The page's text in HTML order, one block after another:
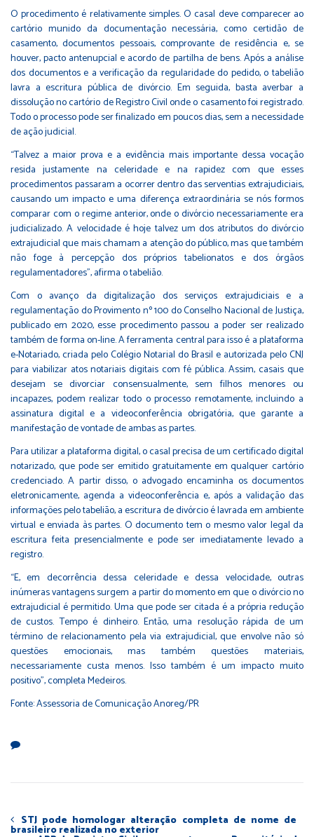
O procedimento é relativamente simples. O casal deve comparecer ao
cartório munido da documentação necessária, como certidão de
casamento, documentos pessoais, comprovante de residência e, se
houver, pacto antenupcial e acordo de partilha de bens. Após a análise
dos documentos e a verificação da regularidade do pedido, o tabelião
lavra a escritura pública de divórcio. Em seguida, basta averbar a
dissolução no cartório de Registro Civil onde o casamento foi registrado.
Todo o processo pode ser finalizado em poucos dias, sem a necessidade
de ação judicial.
“Talvez a maior prova e a evidência mais importante dessa vocação
resida justamente na celeridade e na rapidez com que esses
procedimentos passaram a ocorrer dentro das serventias extrajudiciais,
causando um impacto e uma diferença extraordinária se nós formos
comparar com o regime anterior, onde o divórcio necessariamente era
judicializado. A velocidade é hoje talvez um dos atributos do divórcio
extrajudicial que mais chamam a atenção do público, mas que também
não foge à percepção dos próprios tabelionatos e dos órgãos
regulamentadores”, afirma o tabelião.
Com o avanço da digitalização dos serviços extrajudiciais e a
regulamentação do Provimento nº 100 do Conselho Nacional de Justiça,
publicado em 2020, esse procedimento passou a poder ser realizado
também de forma on-line. A ferramenta central para isso é a plataforma
e-Notariado, criada pelo Colégio Notarial do Brasil e autorizada pelo CNJ
para viabilizar atos notariais digitais com fé pública. Assim, casais que
desejam se divorciar consensualmente, sem filhos menores ou
incapazes, podem realizar todo o processo remotamente, incluindo a
assinatura digital e a videoconferência obrigatória, que garante a
manifestação de vontade de ambas as partes.
Para utilizar a plataforma digital, o casal precisa de um certificado digital
notarizado, que pode ser emitido gratuitamente em qualquer cartório
credenciado. A partir disso, o advogado encaminha os documentos
eletronicamente, agenda a videoconferência e, após a validação das
informações pelo tabelião, a escritura de divórcio é lavrada em ambiente
virtual e enviada às partes. O documento tem o mesmo valor legal da
escritura feita presencialmente e pode ser imediatamente levado a
registro.
“E, em decorrência dessa celeridade e dessa velocidade, outras
inúmeras vantagens surgem a partir do momento em que o divórcio no
extrajudicial é permitido. Uma que pode ser citada é a própria redução
de custos. Tempo é dinheiro. Então, uma resolução rápida de um
término de relacionamento pela via extrajudicial, que envolve não só
questões emocionais, mas também questões materiais,
necessariamente custa menos. Isso também é um impacto muito
positivo”, completa Medeiros.
Fonte: Assessoria de Comunicação Anoreg/PR
STJ pode homologar alteração completa de nome de
brasileiro realizada no exterior